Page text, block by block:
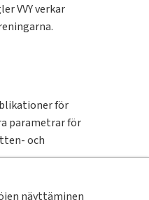
näyttäminen
VVY verkar
för
parametrar för
och